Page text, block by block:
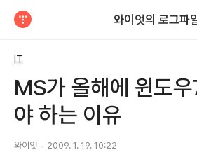
와이엇의 로그파
IT
MS가 올해에 윈도우
야 하는 이유
와이엇 2009. 1. 19. 10:22